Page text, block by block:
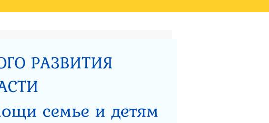
ЗАКЛЮЧЕНИЕ ВИДЕО
ЦЕНТР ДЛЯ
ДЕЯТЕЛЬНОСТИ